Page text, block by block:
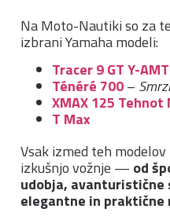
Na Moto-Nautiki so za
izbrani Yamaha modeli:
Tracer 9 GT Y-AMT
Ténéré 700–
XMAX 125 Tehnot
T Max
Vsak izmed teh
izkušnjo vožnje — od
udobja, avanturistične
elegantne in